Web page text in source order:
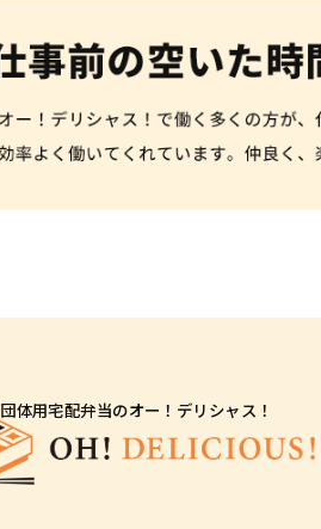
団体用宅配弁当のオー！デリシャス！